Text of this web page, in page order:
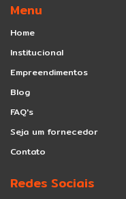
Menu
Home
Institucional
Empreendimentos
Blog
FAQ's
Seja um fornecedor
Contato
Redes Sociais